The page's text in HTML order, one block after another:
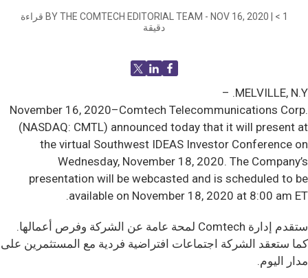
BY THE COMTECH EDITORIAL TEAM - NOV 16, 2020 < 1
قراءة
دقيقة
MELVILLE, N.Y. –
November 16, 2020–Comtech Telecommunications Corp.
(NASDAQ: CMTL) announced today that it will present at
the virtual Southwest IDEAS Investor Conference on
Wednesday, November 18, 2020. The Company’s
presentation will be webcasted and is scheduled to be
available on November 18, 2020 at 8:00 am ET.
ستقدم إدارة Comtech لمحة عامة عن الشركة وفرص أعمالها.
كما ستعقد الشركة اجتماعات افتراضية فردية مع المستثمرين على
مدار اليوم.